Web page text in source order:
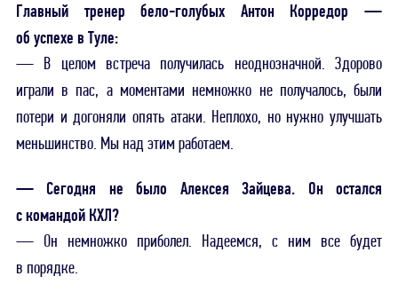
Главный тренер бело-голубых Антон Корредор —
об успехе в Туле:
— В целом встреча получилась неоднозначной. Здорово
играли в пас, а моментами немножко не получалось, были
потери и догоняли опять атаки. Неплохо, но нужно улучшать
меньшинство. Мы над этим работаем.
— Сегодня не было Алексея Зайцева. Он остался
с командой КХЛ?
— Он немножко приболел. Надеемся, с ним все будет
в порядке.